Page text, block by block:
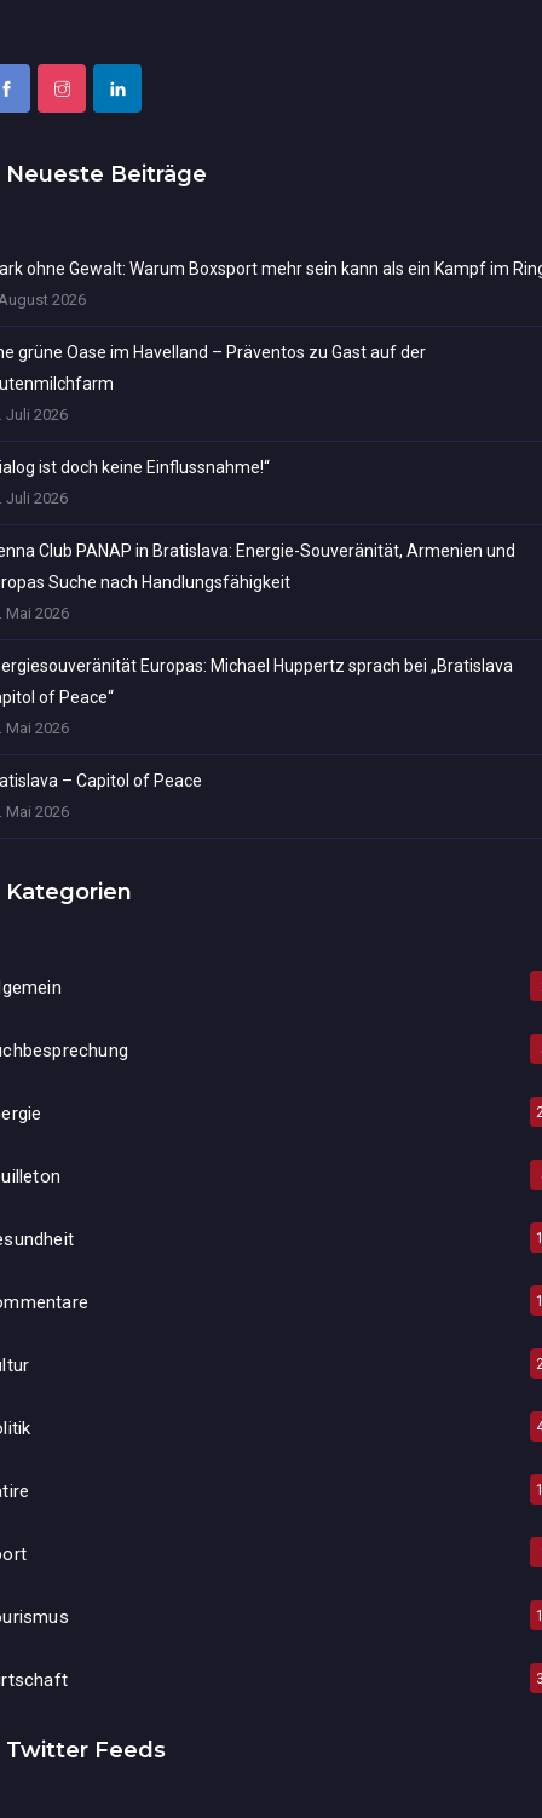
Neueste Beiträge
ohne Gewalt: Warum Boxsport mehr sein kann als ein Kampf im
2026
grüne Oase im Havelland – Präventos zu Gast auf der
Juli 2026
ist doch keine Einflussnahme!“
Juli 2026
Club PANAP in Bratislava: Energie-Souveränität, Armenien und
Suche nach Handlungsfähigkeit
Mai 2026
Europas: Michael Huppertz sprach bei „Bratislava
of Peace“
Mai 2026
– Capitol of Peace
Mai 2026
Kategorien
Twitter Feeds